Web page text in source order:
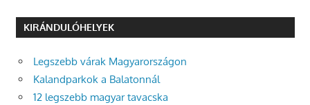
KIRÁNDULÓHELYEK
Legszebb várak Magyarországon
Kalandparkok a Balatonnál
12 legszebb magyar tavacska